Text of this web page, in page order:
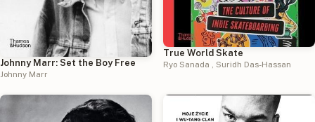
Johnny Marr: Set the Boy Free
Johnny Marr
True World Skate
Ryo Sanada , Suridh Das-Hassan